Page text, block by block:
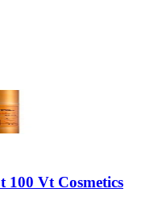
100 Vt Cosmetics